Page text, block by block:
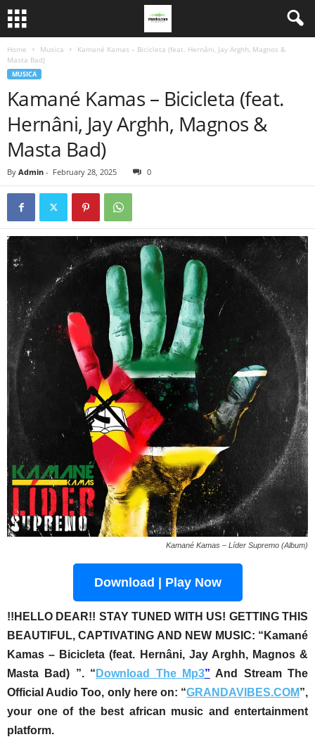
Home Musica
Kamané Kamas – Bicicleta (feat. Hernâni, Jay Arghh, Magnos &
Masta Bad)
MUSICA
Kamané Kamas – Bicicleta (feat.
Hernâni, Jay Arghh, Magnos &
Masta Bad)
By Admin - February 28, 2025 0
Kamané Kamas – Líder Supremo (Album)
Download | Play Now
!!HELLO DEAR!! STAY TUNED WITH US! GETTING THIS
BEAUTIFUL, CAPTIVATING AND NEW MUSIC: “Kamané
Kamas – Bicicleta (feat. Hernâni, Jay Arghh, Magnos &
Masta Bad) ”. “ Download The Mp3” And Stream The
Official Audio Too, only here on: “GRANDAVIBES.COM”,
your one of the best african music and entertainment
platform.